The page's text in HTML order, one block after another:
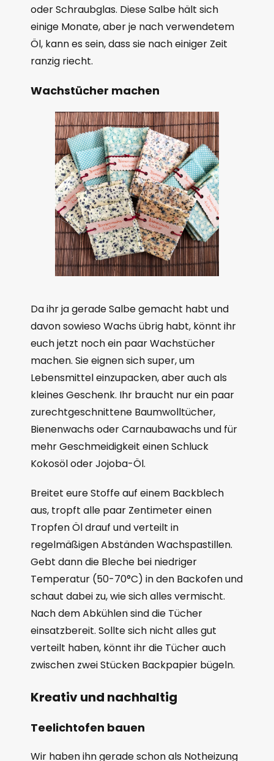
oder Schraubglas. Diese Salbe hält sich
einige Monate, aber je nach verwendetem
Öl, kann es sein, dass sie nach einiger Zeit
ranzig riecht.
Wachstücher machen
Da ihr ja gerade Salbe gemacht habt und
davon sowieso Wachs übrig habt, könnt ihr
euch jetzt noch ein paar Wachstücher
machen. Sie eignen sich super, um
Lebensmittel einzupacken, aber auch als
kleines Geschenk. Ihr braucht nur ein paar
zurechtgeschnittene Baumwolltücher,
Bienenwachs oder Carnaubawachs und für
mehr Geschmeidigkeit einen Schluck
Kokosöl oder Jojoba-Öl.
Breitet eure Stoffe auf einem Backblech
aus, tropft alle paar Zentimeter einen
Tropfen Öl drauf und verteilt in
regelmäßigen Abständen Wachspastillen.
Gebt dann die Bleche bei niedriger
Temperatur (50-70°C) in den Backofen und
schaut dabei zu, wie sich alles vermischt.
Nach dem Abkühlen sind die Tücher
einsatzbereit. Sollte sich nicht alles gut
verteilt haben, könnt ihr die Tücher auch
zwischen zwei Stücken Backpapier bügeln.
Kreativ und nachhaltig
Teelichtofen bauen
Wir haben ihn gerade schon als Notheizung